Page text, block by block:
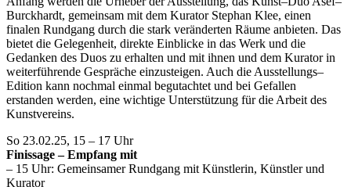
Burckhardt, gemeinsam mit dem Kurator Stephan Klee, einen
finalen Rundgang durch die stark veränderten Räume anbieten. Das
bietet die Gelegenheit, direkte Einblicke in das Werk und die
Gedanken des Duos zu erhalten und mit ihnen und dem Kurator in
weiterführende Gespräche einzusteigen. Auch die Ausstellungs–
Edition kann nochmal einmal begutachtet und bei Gefallen
erstanden werden, eine wichtige Unterstützung für die Arbeit des
Kunstvereins.
So 23.02.25, 15 – 17 Uhr
Finissage – Empfang mit
– 15 Uhr: Gemeinsamer Rundgang mit Künstlerin, Künstler und
Kurator